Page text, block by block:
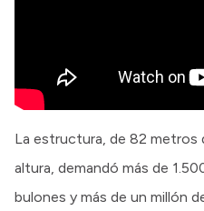
La estructura, de 82 metros
altura, demandó más de
bulones y más de un millón